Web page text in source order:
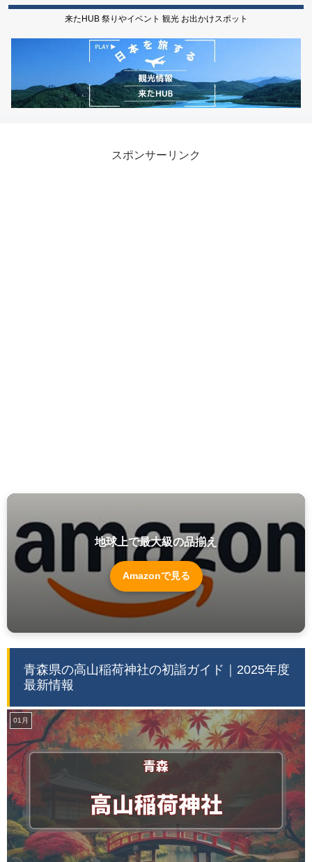
来たHUB 祭りやイベント 観光 お出かけスポット
スポンサーリンク
地球上で最大級の品揃え
Amazonで見る
青森県の高山稲荷神社の初詣ガイド｜2025年度
最新情報
01月